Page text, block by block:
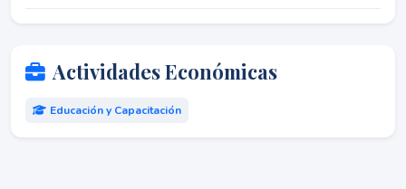
Actividades Económicas
Educación y Capacitación